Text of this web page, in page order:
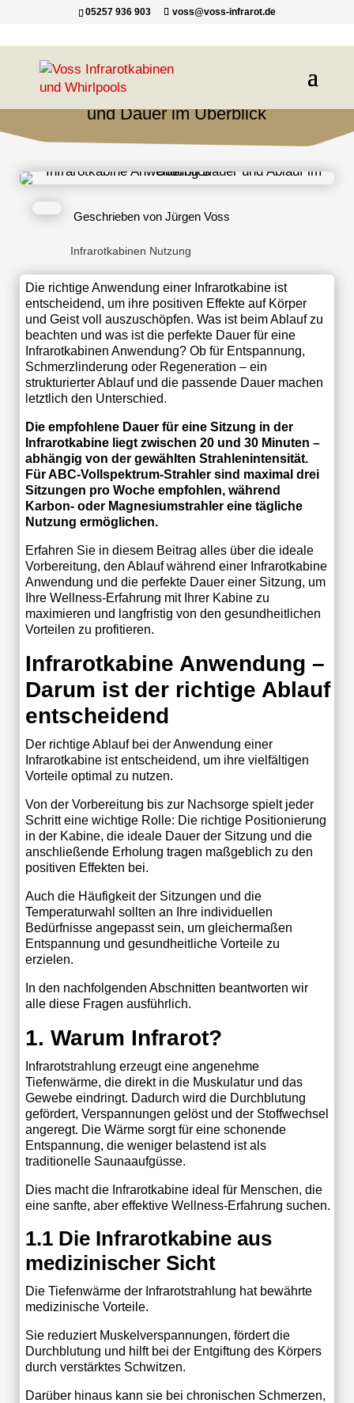
05257 936 903 voss@voss-infrarot.de
Infrarotkabine Anwendung, Ablauf
und Dauer im Überblick
Geschrieben von Jürgen Voss
Infrarotkabinen Nutzung
Die richtige Anwendung einer Infrarotkabine ist
entscheidend, um ihre positiven Effekte auf Körper
und Geist voll auszuschöpfen. Was ist beim Ablauf zu
beachten und was ist die perfekte Dauer für eine
Infrarotkabinen Anwendung? Ob für Entspannung,
Schmerzlinderung oder Regeneration – ein
strukturierter Ablauf und die passende Dauer machen
letztlich den Unterschied.
Die empfohlene Dauer für eine Sitzung in der
Infrarotkabine liegt zwischen 20 und 30 Minuten –
abhängig von der gewählten Strahlenintensität.
Für ABC-Vollspektrum-Strahler sind maximal drei
Sitzungen pro Woche empfohlen, während
Karbon- oder Magnesiumstrahler eine tägliche
Nutzung ermöglichen.
Erfahren Sie in diesem Beitrag alles über die ideale
Vorbereitung, den Ablauf während einer Infrarotkabine
Anwendung und die perfekte Dauer einer Sitzung, um
Ihre Wellness-Erfahrung mit Ihrer Kabine zu
maximieren und langfristig von den gesundheitlichen
Vorteilen zu profitieren.
Infrarotkabine Anwendung –
Darum ist der richtige Ablauf
entscheidend
Der richtige Ablauf bei der Anwendung einer
Infrarotkabine ist entscheidend, um ihre vielfältigen
Vorteile optimal zu nutzen.
Von der Vorbereitung bis zur Nachsorge spielt jeder
Schritt eine wichtige Rolle: Die richtige Positionierung
in der Kabine, die ideale Dauer der Sitzung und die
anschließende Erholung tragen maßgeblich zu den
positiven Effekten bei.
Auch die Häufigkeit der Sitzungen und die
Temperaturwahl sollten an Ihre individuellen
Bedürfnisse angepasst sein, um gleichermaßen
Entspannung und gesundheitliche Vorteile zu
erzielen.
In den nachfolgenden Abschnitten beantworten wir
alle diese Fragen ausführlich.
1. Warum Infrarot?
Infrarotstrahlung erzeugt eine angenehme
Tiefenwärme, die direkt in die Muskulatur und das
Gewebe eindringt. Dadurch wird die Durchblutung
gefördert, Verspannungen gelöst und der Stoffwechsel
angeregt. Die Wärme sorgt für eine schonende
Entspannung, die weniger belastend ist als
traditionelle Saunaaufgüsse.
Dies macht die Infrarotkabine ideal für Menschen, die
eine sanfte, aber effektive Wellness-Erfahrung suchen.
1.1 Die Infrarotkabine aus
medizinischer Sicht
Die Tiefenwärme der Infrarotstrahlung hat bewährte
medizinische Vorteile.
Sie reduziert Muskelverspannungen, fördert die
Durchblutung und hilft bei der Entgiftung des Körpers
durch verstärktes Schwitzen.
Darüber hinaus kann sie bei chronischen Schmerzen,